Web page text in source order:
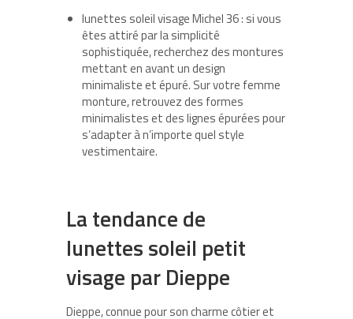
lunettes soleil visage Michel 36 : si vous
êtes attiré par la simplicité
sophistiquée, recherchez des montures
mettant en avant un design
minimaliste et épuré. Sur votre femme
monture, retrouvez des formes
minimalistes et des lignes épurées pour
s’adapter à n’importe quel style
vestimentaire.
La tendance de
lunettes soleil petit
visage par Dieppe
Dieppe, connue pour son charme côtier et